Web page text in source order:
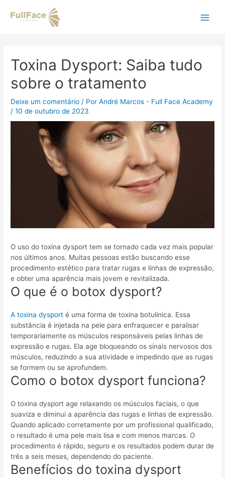
para
Toxina Dysport: Saiba tudo
sobre o tratamento
Deixe um comentário / PorAndré Marcos - Full Face Academy
/10 de outubro de 2023
O uso do toxina dysport tem se tornado cada vez mais popular
nos últimos anos. Muitas pessoas estão buscando esse
procedimento estético para tratar rugas e linhas de expressão,
e obter uma aparência mais jovem e revitalizada.
O que é o botox dysport?
A toxina dysport é uma forma de toxina botulínica. Essa
substância é injetada na pele para enfraquecer e paralisar
temporariamente os músculos responsáveis pelas linhas de
expressão e rugas. Ela age bloqueando os sinais nervosos dos
músculos, reduzindo a sua atividade e impedindo que as rugas
se formem ou se aprofundem.
Como o botox dysport funciona?
O toxina dysport age relaxando os músculos faciais, o que
suaviza e diminui a aparência das rugas e linhas de expressão.
Quando aplicado corretamente por um profissional qualificado,
o resultado é uma pele mais lisa e com menos marcas. O
procedimento é rápido, seguro e os resultados podem durar de
três a seis meses, dependendo do paciente.
Benefícios do toxina dysport
de